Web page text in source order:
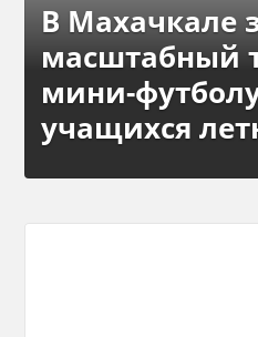
В Махачкале
масштабный
мини-
учащихся